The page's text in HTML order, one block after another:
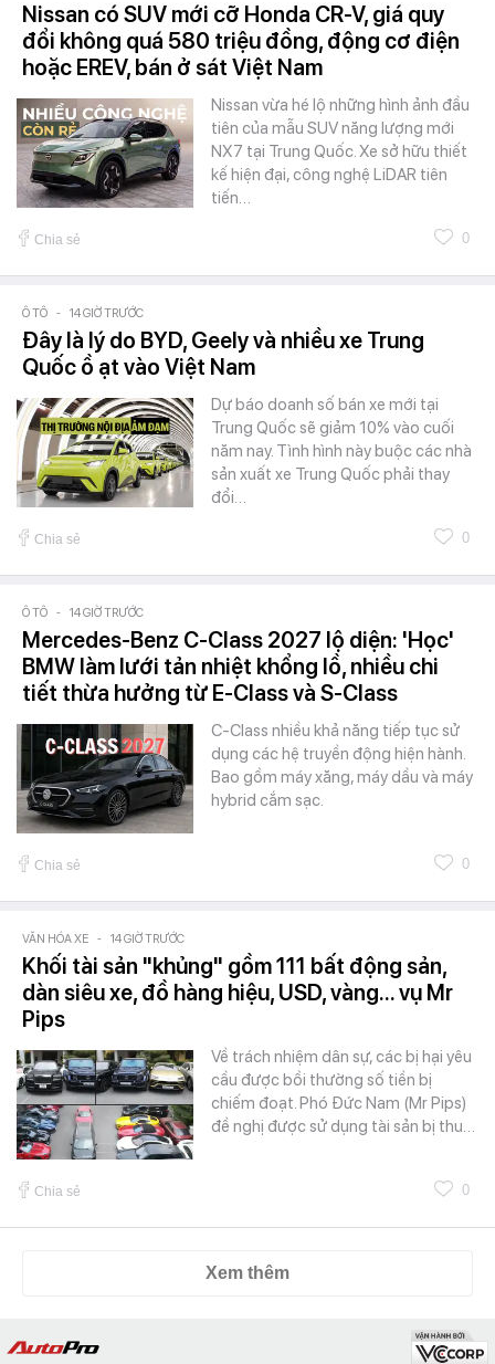
Nissan có SUV mới cỡ Honda CR-V, giá quy
đổi không quá 580 triệu đồng, động cơ điện
hoặc EREV, bán ở sát Việt Nam
Nissan vừa hé lộ những hình ảnh đầu
tiên của mẫu SUV năng lượng mới
NX7 tại Trung Quốc. Xe sở hữu thiết
kế hiện đại, công nghệ LiDAR tiên
tiến…
Chia sẻ 0
Ô TÔ - 14 GIỜ TRƯỚC
Đây là lý do BYD, Geely và nhiều xe Trung
Quốc ồ ạt vào Việt Nam
Dự báo doanh số bán xe mới tại
Trung Quốc sẽ giảm 10% vào cuối
năm nay. Tình hình này buộc các nhà
sản xuất xe Trung Quốc phải thay
đổi…
Chia sẻ 0
Ô TÔ - 14 GIỜ TRƯỚC
Mercedes-Benz C-Class 2027 lộ diện: 'Học'
BMW làm lưới tản nhiệt khổng lồ, nhiều chi
tiết thừa hưởng từ E-Class và S-Class
C-Class nhiều khả năng tiếp tục sử
dụng các hệ truyền động hiện hành.
Bao gồm máy xăng, máy dầu và máy
hybrid cắm sạc.
Chia sẻ 0
VĂN HÓA XE - 14 GIỜ TRƯỚC
Khối tài sản "khủng" gồm 111 bất động sản,
dàn siêu xe, đồ hàng hiệu, USD, vàng... vụ Mr
Pips
Về trách nhiệm dân sự, các bị hại yêu
cầu được bồi thường số tiền bị
chiếm đoạt. Phó Đức Nam (Mr Pips)
đề nghị được sử dụng tài sản bị thu…
Chia sẻ 0
Xem thêm